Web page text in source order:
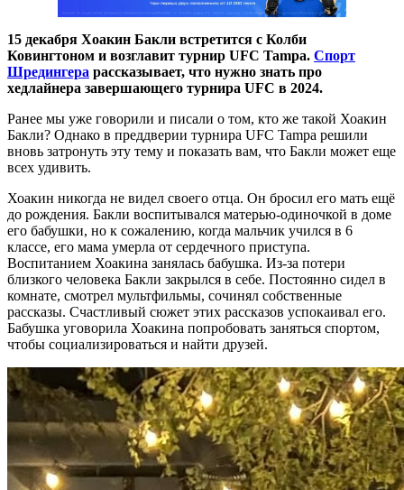
15 декабря Хоакин Бакли встретится с Колби
Ковингтоном и возглавит турнир UFC Tampa. Спорт
Шредингера рассказывает, что нужно знать про
хедлайнера завершающего турнира UFC в 2024.
Ранее мы уже говорили и писали о том, кто же такой Хоакин
Бакли? Однако в преддверии турнира UFC Tampa решили
вновь затронуть эту тему и показать вам, что Бакли может еще
всех удивить.
Хоакин никогда не видел своего отца. Он бросил его мать ещё
до рождения. Бакли воспитывался матерью-одиночкой в доме
его бабушки, но к сожалению, когда мальчик учился в 6
классе, его мама умерла от сердечного приступа.
Воспитанием Хоакина занялась бабушка. Из-за потери
близкого человека Бакли закрылся в себе. Постоянно сидел в
комнате, смотрел мультфильмы, сочинял собственные
рассказы. Счастливый сюжет этих рассказов успокаивал его.
Бабушка уговорила Хоакина попробовать заняться спортом,
чтобы социализироваться и найти друзей.